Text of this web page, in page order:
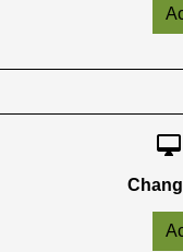
desktop_mac